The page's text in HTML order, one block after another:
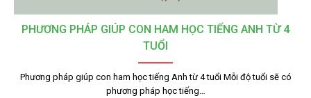
PHƯƠNG PHÁP GIÚP CON HAM HỌC TIẾNG ANH TỪ 4
TUỔI
Phương pháp giúp con ham học tiếng Anh từ 4 tuổi Mỗi độ tuổi sẽ có
phương pháp học tiếng…